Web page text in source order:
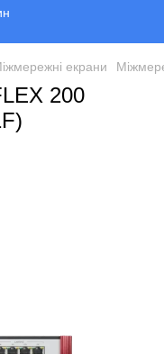
екрани
200